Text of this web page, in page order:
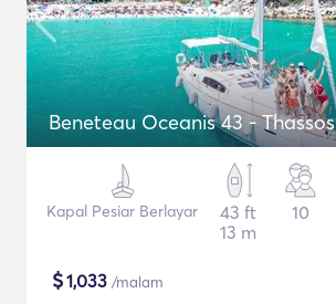
Beneteau Oceanis 43 - Thassos
Kapal Pesiar Berlayar
43 ft
13 m
10
$1,033 /malam